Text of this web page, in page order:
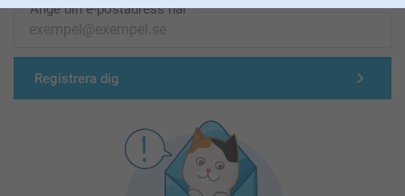
Ange din e-postadress här
Registrera dig